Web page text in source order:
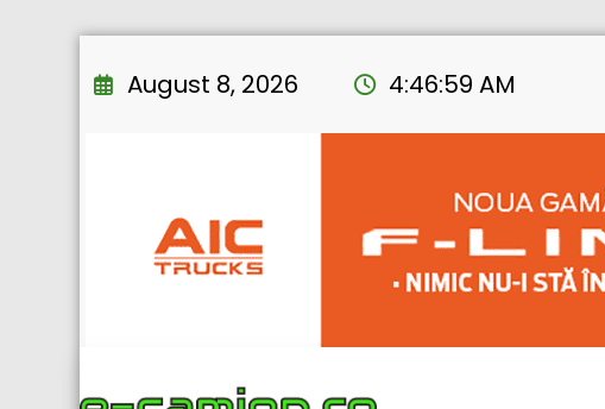
to
August 8, 2026 4:47:00 AM